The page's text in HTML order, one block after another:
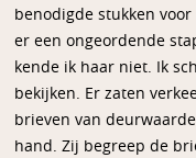
benodigde stukken
er een ongeordende
kende ik haar niet. Ik
bekijken. Er zaten
brieven van
hand. Zij begreep de